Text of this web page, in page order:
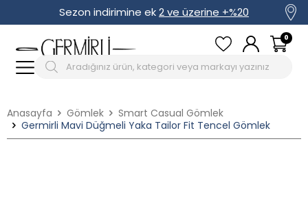
Sezon indirimine ek2 ve üzerine +%20
0
Anasayfa Gömlek
Smart Casual Gömlek
Germirli Mavi Düğmeli Yaka Tailor Fit Tencel Gömlek